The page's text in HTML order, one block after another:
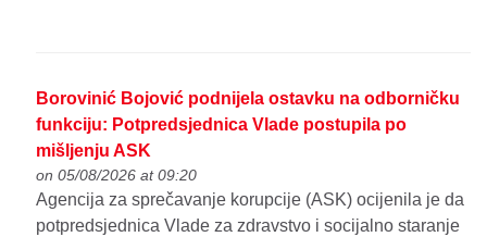
Borovinić Bojović podnijela ostavku na odborničku
funkciju: Potpredsjednica Vlade postupila po
mišljenju ASK
on 05/08/2026 at 09:20
Agencija za sprečavanje korupcije (ASK) ocijenila je da
potpredsjednica Vlade za zdravstvo i socijalno staranje